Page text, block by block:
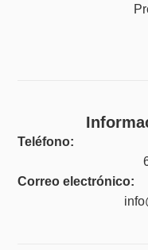
Teléfono:
Correo electrónico: